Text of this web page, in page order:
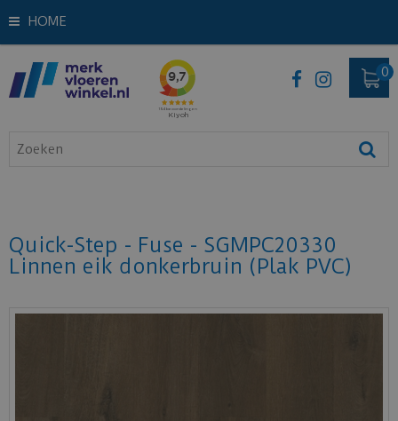
HOME
Quick-Step - Fuse - SGMPC20330
Linnen eik donkerbruin (Plak PVC)